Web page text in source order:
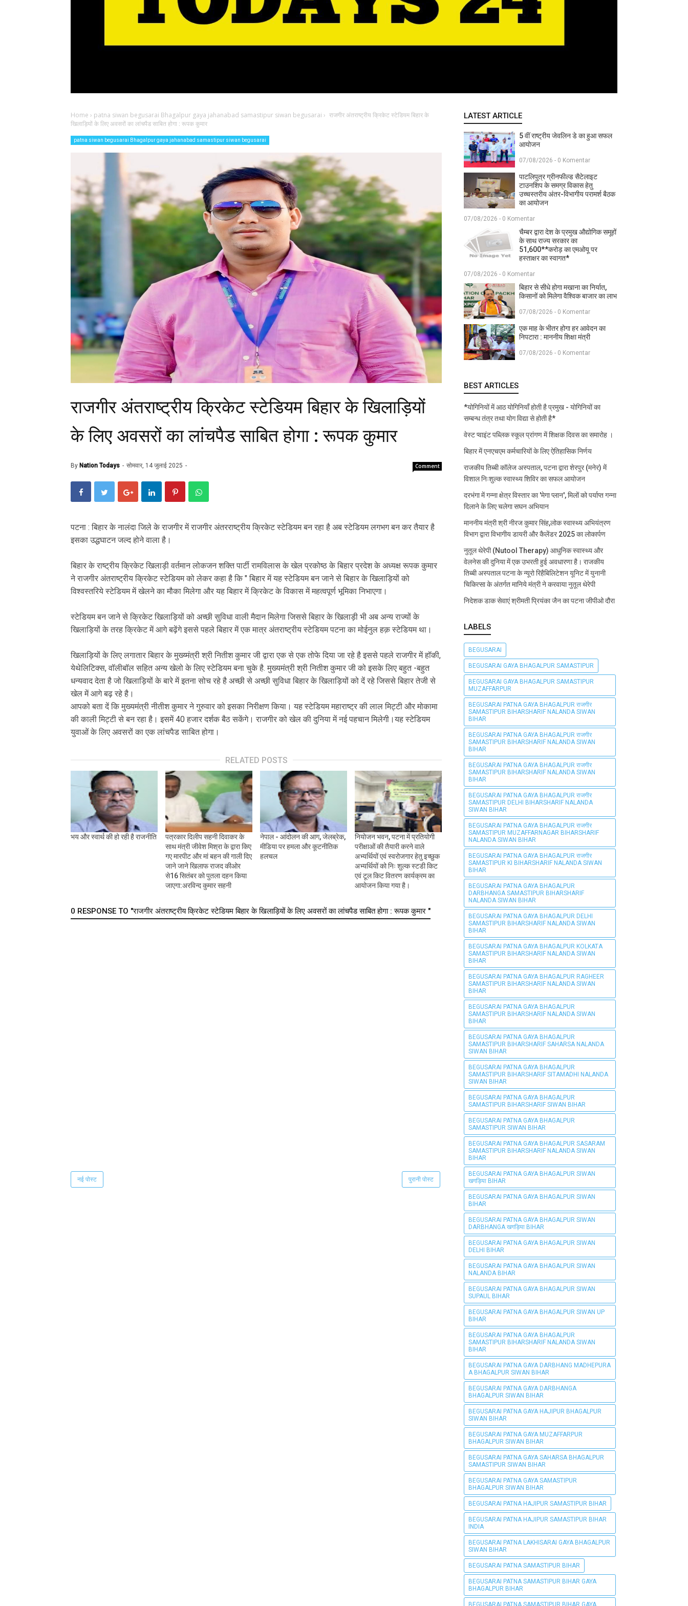
Home › patna siwan begusarai Bhagalpur gaya jahanabad samastipur siwan begusarai › राजगीर अंतराष्ट्रीय क्रिकेट स्टेडियम बिहार के
खिलाड़ियों के लिए अवसरों का लांचपैड साबित होगा : रूपक कुमार
patna siwan begusarai Bhagalpur gaya jahanabad samastipur siwan begusarai
राजगीर अंतराष्ट्रीय क्रिकेट स्टेडियम बिहार के खिलाड़ियों
के लिए अवसरों का लांचपैड साबित होगा : रूपक कुमार
By Nation Todays सोमवार, 14 जुलाई 2025 Comment
पटना : बिहार के नालंदा जिले के राजगीर में राजगीर अंतरराष्ट्रीय क्रिकेट स्टेडियम बन रहा है अब स्टेडियम लगभग बन कर तैयार है
इसका उद्धघाटन जल्द होने वाला है।
बिहार के राष्ट्रीय क्रिकेट खिलाड़ी वर्तमान लोकजन शक्ति पार्टी रामविलास के खेल प्रकोष्ठ के बिहार प्रदेश के अध्यक्ष रूपक कुमार
ने राजगीर अंतराष्ट्रीय क्रिकेट स्टेडियम को लेकर कहा है कि " बिहार में यह स्टेडियम बन जाने से बिहार के खिलाड़ियों को
विश्वस्तरिये स्टेडियम में खेलने का मौका मिलेगा और यह बिहार में क्रिकेट के विकास में महत्वपूर्ण भूमिका निभाएगा।
स्टेडियम बन जाने से क्रिकेट खिलाड़ियों को अच्छी सुविधा वाली मैदान मिलेगा जिससे बिहार के खिलाड़ी भी अब अन्य राज्यों के
खिलाड़ियों के तरह क्रिकेट में आगे बढ़ेंगे इससे पहले बिहार में एक मात्र अंतराष्ट्रीय स्टेडियम पटना का मोईनुल हक़ स्टेडियम था।
खिलाड़ियों के लिए लगातार बिहार के मुख्य्मंत्री श्री नितीश कुमार जी द्वारा एक से एक तोफे दिया जा रहे है इससे पहले राजगीर में हॉकी,
येथेलिटिक्स, वॉलीबॉल सहित अन्य खेलो के लिए स्टेडियम बना चुके है. मुख्यमंत्री श्री नितीश कुमार जी को इसके लिए बहुत -बहुत
धन्यवाद देता है जो खिलाड़ियों के बारे में इतना सोच रहे है अच्छी से अच्छी सुविधा बिहार के खिलाड़ियों को दें रहे जिससे बिहार तेजी से
खेल में आगे बढ़ रहे है।
आपको बता दें कि मुख्यमंत्री नीतीश कुमार ने गुरुवार को इसका निरीक्षण किया। यह स्टेडियम महाराष्ट्र की लाल मिट्टी और मोकामा
की काली मिट्टी से बन रहा है। इसमें 40 हजार दर्शक बैठ सकेंगे। राजगीर को खेल की दुनिया में नई पहचान मिलेगी।यह स्टेडियम
युवाओं के लिए अवसरों का एक लांचपैड साबित होगा।
RELATED POSTS
भय और स्वार्थ की हो रही है राजनीति
पत्रकार दिलीप सहनी दिवाकर के
साथ मंत्री जीवेश मिश्रा के द्वारा किए
गए मारपीट और मां बहन की गाली दिए
जाने जाने खिलाफ राजद कीओर
से16 सितंबर को पुतला दहन किया
जाएगा:अरविन्द कुमार सहनी
नेपाल - आंदोलन की आग, जेलब्रेक,
मीडिया पर हमला और कूटनीतिक
हलचल
नियोजन भवन, पटना में प्रतियोगी
परीक्षाओं की तैयारी करने वाले
अभ्यर्थियों एवं स्वरोजगार हेतु इच्छुक
अभ्यर्थियों को निः शुल्क स्टडी किट
एवं टूल किट वितरण कार्यक्रम का
आयोजन किया गया है।
0 RESPONSE TO "राजगीर अंतराष्ट्रीय क्रिकेट स्टेडियम बिहार के खिलाड़ियों के लिए अवसरों का लांचपैड साबित होगा : रूपक कुमार "
नई पोस्ट पुरानी पोस्ट
LATEST ARTICLE
5 वीं राष्ट्रीय जेवलिन डे का हुआ सफल
आयोजन
07/08/2026 - 0 Komentar
पाटलिपुत्र ग्रीनफील्ड सैटेलाइट
टाउनशिप के समग्र विकास हेतु
उच्चस्तरीय अंतर-विभागीय परामर्श बैठक
का आयोजन
07/08/2026 - 0 Komentar
चैम्बर द्वारा देश के प्रमुख औद्योगिक समूहों
के साथ राज्य सरकार का
51,600**करोड़ का एमओयू पर
हस्ताक्षर का स्वागत*
07/08/2026 - 0 Komentar
बिहार से सीधे होगा मखाना का निर्यात,
किसानों को मिलेगा वैश्विक बाजार का लाभ
07/08/2026 - 0 Komentar
एक माह के भीतर होगा हर आवेदन का
निपटारा : माननीय शिक्षा मंत्री
07/08/2026 - 0 Komentar
BEST ARTICLES
*योगिनियों में आठ योगिनियाँ होती है प्रमुख - योगिनियों का
सम्बन्ध तंत्र तथा योग विद्या से होती है*
वेस्ट प्वाइंट पब्लिक स्कूल प्रांगण में शिक्षक दिवस का समारोह ।
बिहार में एनएचएम कर्मचारियों के लिए ऐतिहासिक निर्णय
राजकीय तिब्बी कॉलेज अस्पताल, पटना द्वारा शेरपुर (मनेर) में
विशाल निःशुल्क स्वास्थ्य शिविर का सफल आयोजन
दरभंगा में गन्ना क्षेत्र विस्तार का 'मेगा प्लान', मिलों को पर्याप्त गन्ना
दिलाने के लिए चलेगा सघन अभियान
माननीय मंत्री श्री नीरज कुमार सिंह,लोक स्वास्थ्य अभियंत्रण
विभाग द्वारा विभागीय डायरी और कैलेंडर 2025 का लोकार्पण
नुतूल थेरेपी (Nutool Therapy) आधुनिक स्वास्थ्य और
वेलनेस की दुनिया में एक उभरती हुई अवधारणा है। राजकीय
तिब्बी अस्पताल पटना के न्यूरो रिहैबिलिटेशन यूनिट में युनानी
चिकित्सा के अंतर्गत मानिये मंत्री ने करवाया नुतूल थेरेपी
निदेशक डाक सेवाएं श्रीमती प्रियंका जैन का पटना जीपीओ दौरा
LABELS
BEGUSARAI
BEGUSARAI GAYA BHAGALPUR SAMASTIPUR
BEGUSARAI GAYA BHAGALPUR SAMASTIPUR
MUZAFFARPUR
BEGUSARAI PATNA GAYA BHAGALPUR राजगीर
SAMASTIPUR BIHARSHARIF NALANDA SIWAN
BIHAR
BEGUSARAI PATNA GAYA BHAGALPUR राजगीर
SAMASTIPUR BIHARSHARIF NALANDA SIWAN
BIHAR
BEGUSARAI PATNA GAYA BHAGALPUR राजगीर
SAMASTIPUR BIHARSHARIF NALANDA SIWAN
BIHAR
BEGUSARAI PATNA GAYA BHAGALPUR राजगीर
SAMASTIPUR DELHI BIHARSHARIF NALANDA
SIWAN BIHAR
BEGUSARAI PATNA GAYA BHAGALPUR राजगीर
SAMASTIPUR MUZAFFARNAGAR BIHARSHARIF
NALANDA SIWAN BIHAR
BEGUSARAI PATNA GAYA BHAGALPUR राजगीर
SAMASTIPUR KI BIHARSHARIF NALANDA SIWAN
BIHAR
BEGUSARAI PATNA GAYA BHAGALPUR
DARBHANGA SAMASTIPUR BIHARSHARIF
NALANDA SIWAN BIHAR
BEGUSARAI PATNA GAYA BHAGALPUR DELHI
SAMASTIPUR BIHARSHARIF NALANDA SIWAN
BIHAR
BEGUSARAI PATNA GAYA BHAGALPUR KOLKATA
SAMASTIPUR BIHARSHARIF NALANDA SIWAN
BIHAR
BEGUSARAI PATNA GAYA BHAGALPUR RAGHEER
SAMASTIPUR BIHARSHARIF NALANDA SIWAN
BIHAR
BEGUSARAI PATNA GAYA BHAGALPUR
SAMASTIPUR BIHARSHARIF NALANDA SIWAN
BIHAR
BEGUSARAI PATNA GAYA BHAGALPUR
SAMASTIPUR BIHARSHARIF SAHARSA NALANDA
SIWAN BIHAR
BEGUSARAI PATNA GAYA BHAGALPUR
SAMASTIPUR BIHARSHARIF SITAMADHI NALANDA
SIWAN BIHAR
BEGUSARAI PATNA GAYA BHAGALPUR
SAMASTIPUR BIHARSHARIF SIWAN BIHAR
BEGUSARAI PATNA GAYA BHAGALPUR
SAMASTIPUR SIWAN BIHAR
BEGUSARAI PATNA GAYA BHAGALPUR SASARAM
SAMASTIPUR BIHARSHARIF NALANDA SIWAN
BIHAR
BEGUSARAI PATNA GAYA BHAGALPUR SIWAN
खगड़िया BIHAR
BEGUSARAI PATNA GAYA BHAGALPUR SIWAN
BIHAR
BEGUSARAI PATNA GAYA BHAGALPUR SIWAN
DARBHANGA खगड़िया BIHAR
BEGUSARAI PATNA GAYA BHAGALPUR SIWAN
DELHI BIHAR
BEGUSARAI PATNA GAYA BHAGALPUR SIWAN
NALANDA BIHAR
BEGUSARAI PATNA GAYA BHAGALPUR SIWAN
SUPAUL BIHAR
BEGUSARAI PATNA GAYA BHAGALPUR SIWAN UP
BIHAR
BEGUSARAI PATNA GAYA BHAGALPUR
SAMASTIPUR BIHARSHARIF NALANDA SIWAN
BIHAR
BEGUSARAI PATNA GAYA DARBHANG MADHEPURA
A BHAGALPUR SIWAN BIHAR
BEGUSARAI PATNA GAYA DARBHANGA
BHAGALPUR SIWAN BIHAR
BEGUSARAI PATNA GAYA HAJIPUR BHAGALPUR
SIWAN BIHAR
BEGUSARAI PATNA GAYA MUZAFFARPUR
BHAGALPUR SIWAN BIHAR
BEGUSARAI PATNA GAYA SAHARSA BHAGALPUR
SAMASTIPUR SIWAN BIHAR
BEGUSARAI PATNA GAYA SAMASTIPUR
BHAGALPUR SIWAN BIHAR
BEGUSARAI PATNA HAJIPUR SAMASTIPUR BIHAR
BEGUSARAI PATNA HAJIPUR SAMASTIPUR BIHAR
INDIA
BEGUSARAI PATNA LAKHISARAI GAYA BHAGALPUR
SIWAN BIHAR
BEGUSARAI PATNA SAMASTIPUR BIHAR
BEGUSARAI PATNA SAMASTIPUR BIHAR GAYA
BHAGALPUR BIHAR
BEGUSARAI PATNA SAMASTIPUR BIHAR GAYA